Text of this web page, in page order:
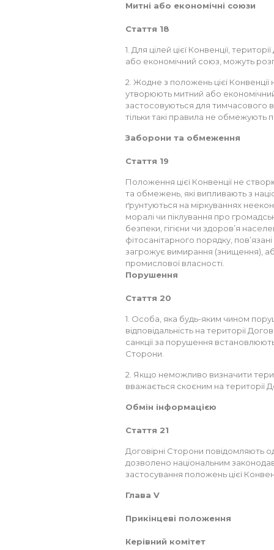
Митні або економічні союзи
Стаття 18
1. Для цілей цієї Конвенції,
або економічний союз, можуть
2. Жодне з положень цієї
утворюють митний або
застосовуються для тимчасового
тільки такі правила не обмежують
Заборони та обмеження
Стаття 19
Положення цієї Конвенції не
та обмежень, які випливають з
ґрунтуються на міркуваннях
моралі чи піклування про
безпеки, гігієни чи здоров’я
фітосанітарного порядку,
загрожує вимирання (знищення),
промислової власності.
Порушення
Стаття 20
1. Особа, яка будь-яким чином
відповідальність на території
санкції за порушення
Сторони.
2. Якщо неможливо визначити
вважається скоєним на території
Обмін інформацією
Стаття 21
Договірні Сторони повідомляють
дозволено національним
застосування положень цієї
Глава V
Прикінцеві положення
Керівний комітет